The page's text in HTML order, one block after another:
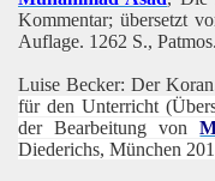
Kommentar; übersetzt
Auflage. 1262 S.,
Luise Becker: Der
für den Unterricht
der Bearbeitung von
Diederichs, München